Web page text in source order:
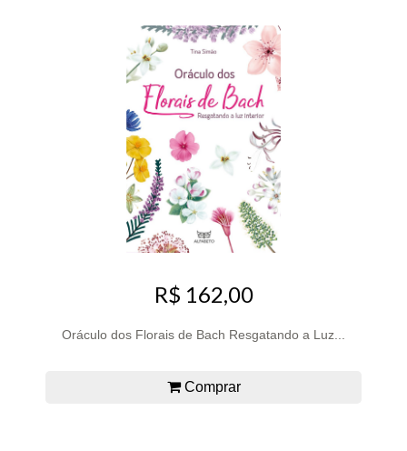
R$ 162,00
Oráculo dos Florais de Bach Resgatando a Luz...
Comprar